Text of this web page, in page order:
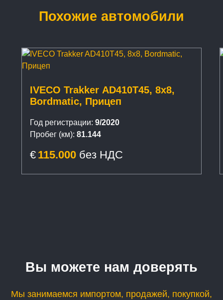
Похожие автомобили
IVECO Trakker AD410T45, 8x8,
Bordmatic, Прицеп
Год регистрации: 9/2020
Пробег (км): 81.144
€ 115.000 без НДС
Вы можете нам доверять
Мы занимаемся импортом, продажей, покупкой,